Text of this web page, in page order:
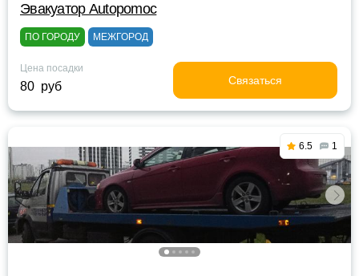
Эвакуатор Autopomoc
ПО ГОРОДУ МЕЖГОРОД
Цена посадки
80 руб Связаться
6.5 1